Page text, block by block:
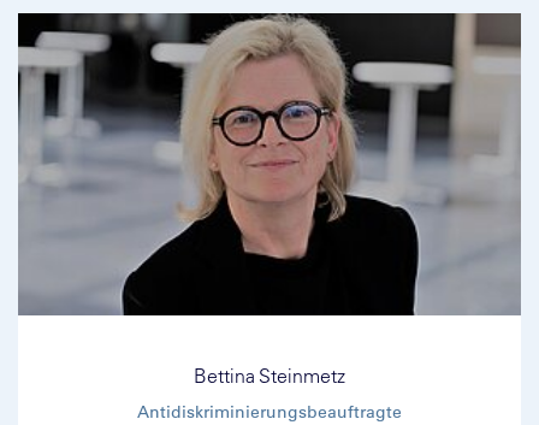
Bettina Steinmetz
Antidiskriminierungsbeauftragte